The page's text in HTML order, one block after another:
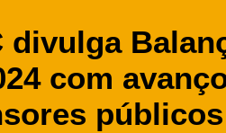
divulga
com